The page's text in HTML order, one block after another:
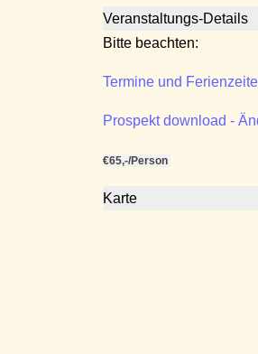
Veranstaltungs-Details
Bitte beachten:
Termine und
Prospekt download -
€65,-/Person
Karte